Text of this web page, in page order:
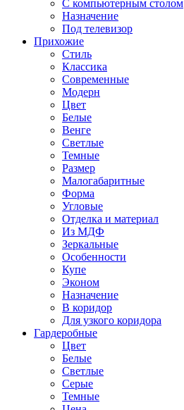
С компьютерным столом
Назначение
Под телевизор
Прихожие
Стиль
Классика
Современные
Модерн
Цвет
Белые
Венге
Светлые
Темные
Размер
Малогабаритные
Форма
Угловые
Отделка и материал
Из МДФ
Зеркальные
Особенности
Купе
Эконом
Назначение
В коридор
Для узкого коридора
Гардеробные
Цвет
Белые
Светлые
Серые
Темные